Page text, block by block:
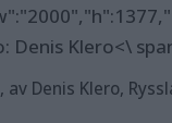
Denis Klero<\
Denis Klero,